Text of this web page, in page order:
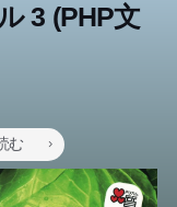
3 (PHP文
む